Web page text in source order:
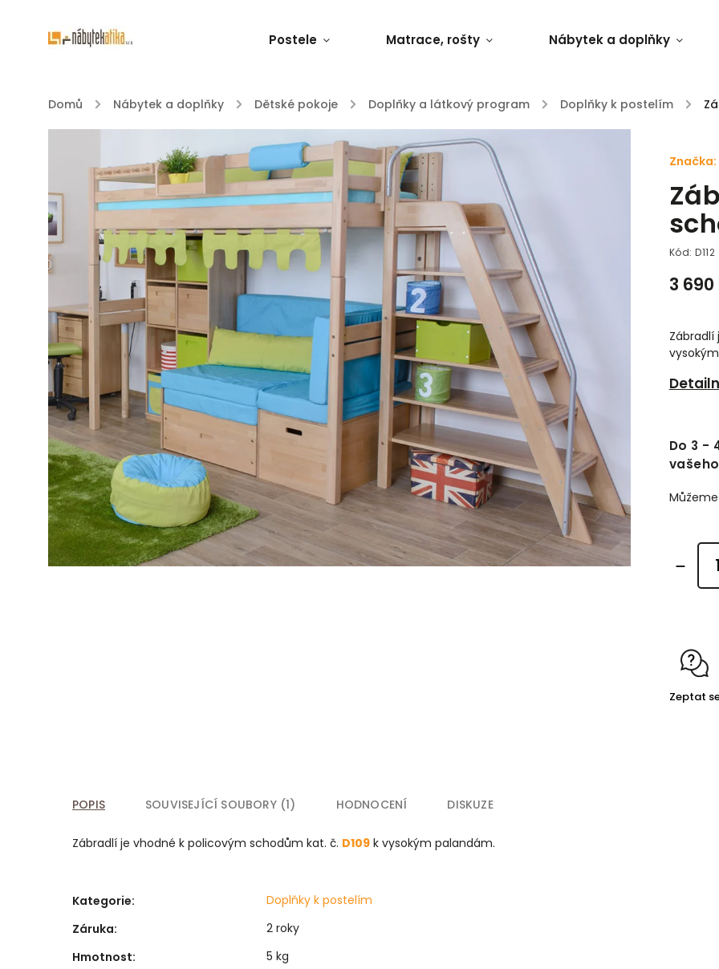
Postele Matrace, rošty Nábytek a doplňky
Domů / Nábytek a doplňky / Dětské pokoje / Doplňky a látkový program / Doplňky k postelím /
Kód: D112
3 690
Značka:
Do 3 -
Zeptat
POPIS SOUVISEJÍCÍ SOUBORY (1) HODNOCENÍ DISKUZE
Zábradlí je vhodné k policovým schodům kat. č. D109 k vysokým palandám.
Kategorie:
Doplňky k postelím
Záruka:
2 roky
Hmotnost:
5 kg